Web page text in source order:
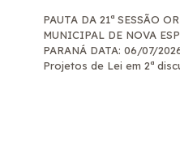
PAUTA DA 21ª SESSÃO
MUNICIPAL DE NOVA
PARANÁ DATA: 06/07/
Projetos de Lei em 2ª